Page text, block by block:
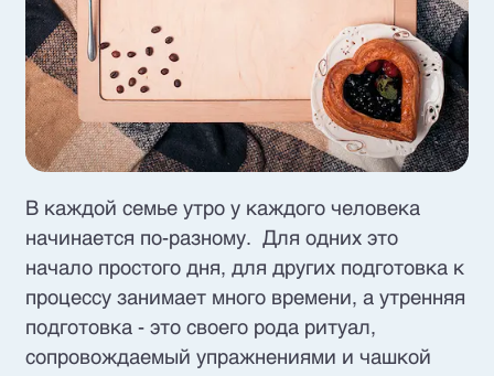
В каждой семье утро у каждого человека
начинается по-разному. Для одних это
начало простого дня, для других подготовка к
процессу занимает много времени, а утренняя
подготовка - это своего рода ритуал,
сопровождаемый упражнениями и чашкой